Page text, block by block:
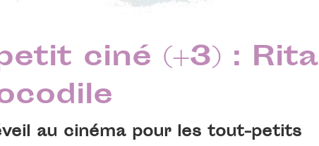
ciné (+3) : Rita
au cinéma pour les tout-petits